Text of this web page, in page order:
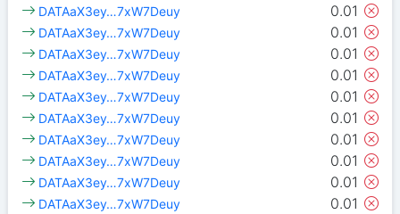
0.01
DATAaX3ey…7xW7Deuy
0.01
DATAaX3ey…7xW7Deuy
0.01
DATAaX3ey…7xW7Deuy
0.01
DATAaX3ey…7xW7Deuy
0.01
DATAaX3ey…7xW7Deuy
0.01
DATAaX3ey…7xW7Deuy
0.01
DATAaX3ey…7xW7Deuy
0.01
DATAaX3ey…7xW7Deuy
0.01
DATAaX3ey…7xW7Deuy
0.01
DATAaX3ey…7xW7Deuy